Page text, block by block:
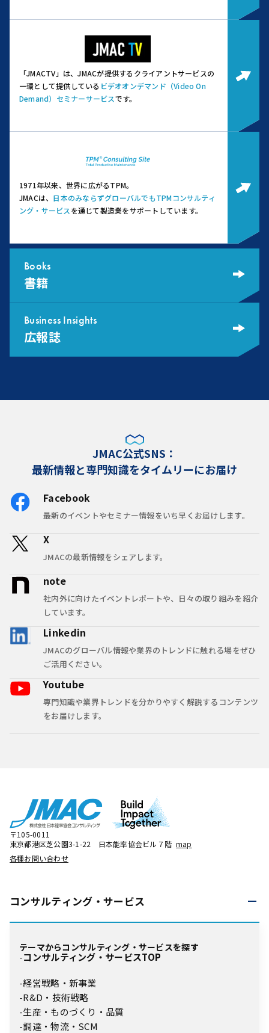
「JMACTV」は、JMACが提供するクライアントサービスの
一環として提供している ビデオオンデマンド（Video On
Demand）セミナーサービスです。
1971年以来、世界に広がるTPM。
JMACは、 日本のみならずグローバルでもTPMコンサルティ
ング・サービス を通じて製造業をサポートしています。
Books
書籍
Business Insights
広報誌
JMAC公式SNS：
最新情報と専門知識をタイムリーにお届け
Facebook
最新のイベントやセミナー情報をいち早くお届けします。
X
JMACの最新情報をシェアします。
note
社内外に向けたイベントレポートや、日々の取り組みを紹介
しています。
Linkedin
JMACのグローバル情報や業界のトレンドに触れる場をぜひ
ご活用ください。
Youtube
専門知識や業界トレンドを分かりやすく解説するコンテンツ
をお届けします。
〒105-0011
東京都港区芝公園3-1-22 日本能率協会ビル７階 map
各種お問い合わせ
コンサルティング・ サービス
テーマからコンサルティング・サービスを探す
コンサルティング・サービスTOP
経営戦略・新事業
R&D・技術戦略
生産・ものづくり・品質
調達・物流・SCM